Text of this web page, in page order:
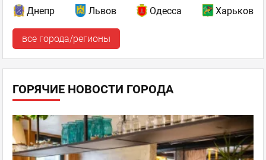
Днепр Львов Одесса Харьков
все города/регионы
ГОРЯЧИЕ НОВОСТИ ГОРОДА